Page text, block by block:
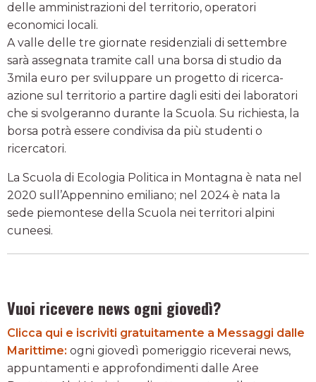
delle amministrazioni del territorio, operatori
economici locali.
A valle delle tre giornate residenziali di settembre
sarà assegnata tramite call una borsa di studio da
3mila euro per sviluppare un progetto di ricerca-
azione sul territorio a partire dagli esiti dei laboratori
che si svolgeranno durante la Scuola. Su richiesta, la
borsa potrà essere condivisa da più studenti o
ricercatori.
La Scuola di Ecologia Politica in Montagna è nata nel
2020 sull’Appennino emiliano; nel 2024 è nata la
sede piemontese della Scuola nei territori alpini
cuneesi.
Vuoi ricevere news ogni giovedì?
Clicca qui e iscriviti gratuitamente a Messaggi dalle
Marittime: ogni giovedì pomeriggio riceverai news,
appuntamenti e approfondimenti dalle Aree